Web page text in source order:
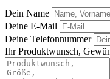
Dein Name
Deine E-Mail
Deine Telefonnummer
Ihr Produktwunsch,